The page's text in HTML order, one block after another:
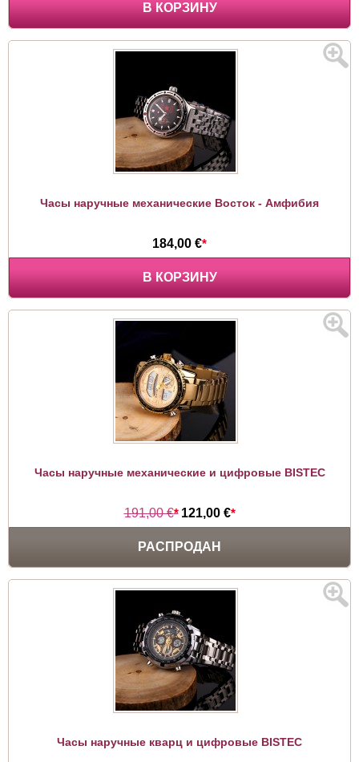
В КОРЗИНУ
Часы наручные механические Восток - Амфибия
184,00 €*
В КОРЗИНУ
Часы наручные механические и цифровые BISTEC
191,00 €* 121,00 €*
РАСПРОДАН
Часы наручные кварц и цифровые BISTEC